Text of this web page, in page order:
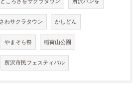
ところさをサクラタウン 所沢パンを
わサクラタウン かしどん
やまそら祭 稲荷山公園
所沢市民フェスティバル